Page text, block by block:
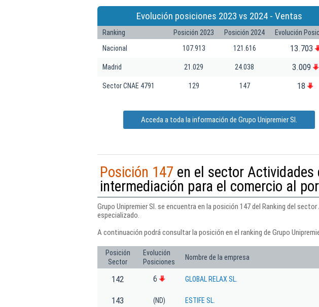
Evolución posiciones 2023 vs 2024 - Ventas
Ranking Posición 2023 Posición 2024
Evolución
Nacional
107.913 121.616 13.703
Madrid 21.029 24.038 3.009
Sector CNAE 4791 129 147 18
Acceda a toda la información de Grupo Unipremier Sl.
Posición 147 en el sector Actividades
intermediación para el comercio al
Grupo Unipremier Sl. se encuentra en la posición 147 del Ranking del
especializado.
A continuación podrá consultar la posición en el ranking de Grupo
Posición
Sector
Evolución
Posiciones
Nombre de la empresa
142 6 GLOBAL RELAX SL.
143 (ND) ESTIFE SL.